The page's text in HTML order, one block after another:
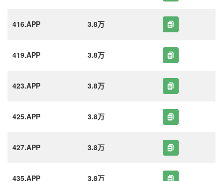
416.APP 3.8万
419.APP 3.8万
423.APP 3.8万
425.APP 3.8万
427.APP 3.8万
435.APP 3.8万